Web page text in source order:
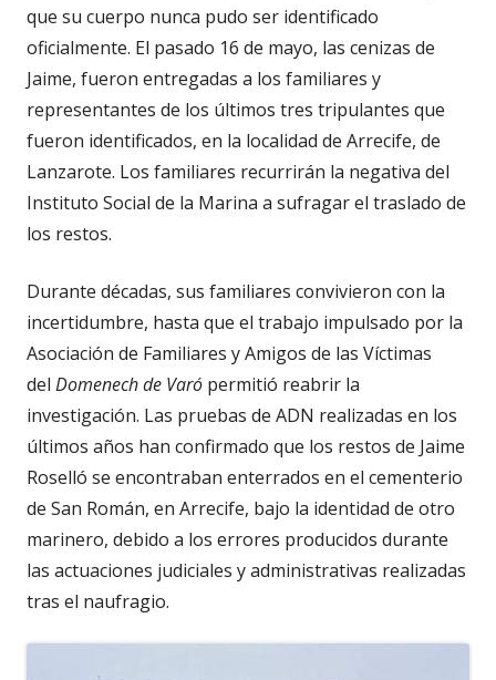
que su cuerpo nunca pudo ser identificado
oficialmente. El pasado 16 de mayo, las cenizas de
Jaime, fueron entregadas a los familiares y
representantes de los últimos tres tripulantes que
fueron identificados, en la localidad de Arrecife, de
Lanzarote. Los familiares recurrirán la negativa del
Instituto Social de la Marina a sufragar el traslado de
los restos.
Durante décadas, sus familiares convivieron con la
incertidumbre, hasta que el trabajo impulsado por la
Asociación de Familiares y Amigos de las Víctimas
del Domenech de Varó permitió reabrir la
investigación. Las pruebas de ADN realizadas en los
últimos años han confirmado que los restos de Jaime
Roselló se encontraban enterrados en el cementerio
de San Román, en Arrecife, bajo la identidad de otro
marinero, debido a los errores producidos durante
las actuaciones judiciales y administrativas realizadas
tras el naufragio.